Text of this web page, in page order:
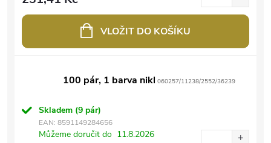
VLOŽIT DO KOŠÍKU
100 pár, 1 barva nikl 060257/11238/2552/36239
Skladem (9 pár)
EAN: 8591149284656
Můžeme doručit do 11.8.2026